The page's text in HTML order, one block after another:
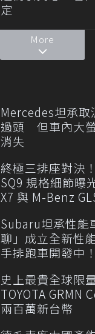
定
More
Mercedes坦承取
過頭 但車內大
消失
終極三排座對決
SQ9 規格細節曝
X7 與 M-Benz
Subaru坦承性能
聊」成立全新性
手排跑車開發中！
史上最貴全球限
TOYOTA GRMN
兩百萬新台幣